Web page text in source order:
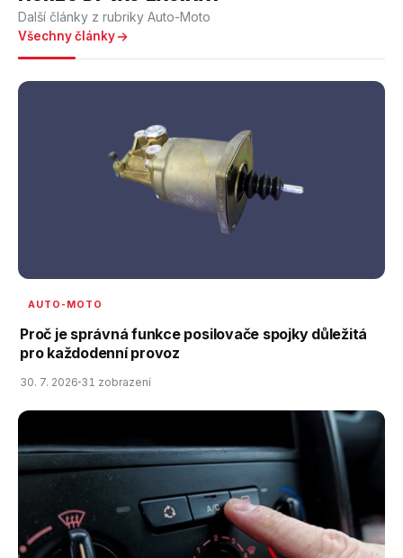
Další články z rubriky Auto-Moto
Všechny články
AUTO-MOTO
Proč je správná funkce posilovače spojky důležitá
pro každodenní provoz
30. 7. 2026 31 zobrazení